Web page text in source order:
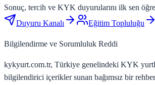
Sonuç, tercih ve KYK duyurularını ilk sen
Duyuru Kanalı
Eğitim Topluluğu
Bilgilendirme ve Sorumluluk Reddi
kykyurt.com.tr, Türkiye genelindeki KYK
bilgilendirici içerikler sunan bağımsız bir